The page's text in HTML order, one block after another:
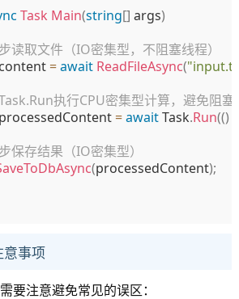
Task Main(string[] args)
读取文件（IO密集型，不阻塞线程）
content =await ReadFileAsync(
执行CPU密集型计算，避免阻塞
processedContent =await Task.Run(()
保存结果（IO密集型）
(processedContent);
意事项
要注意避免常见的误区：